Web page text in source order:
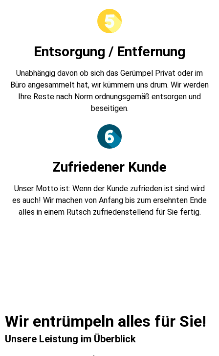
Entsorgung / Entfernung
Unabhängig davon ob sich das Gerümpel Privat oder im
Büro angesammelt hat, wir kümmern uns drum. Wir werden
Ihre Reste nach Norm ordnungsgemäß entsorgen und
beseitigen.
Zufriedener Kunde
Unser Motto ist: Wenn der Kunde zufrieden ist sind wird
es auch! Wir machen von Anfang bis zum ersehnten Ende
alles in einem Rutsch zufriedenstellend für Sie fertig.
Wir entrümpeln alles für Sie!
Unsere Leistung im Überblick